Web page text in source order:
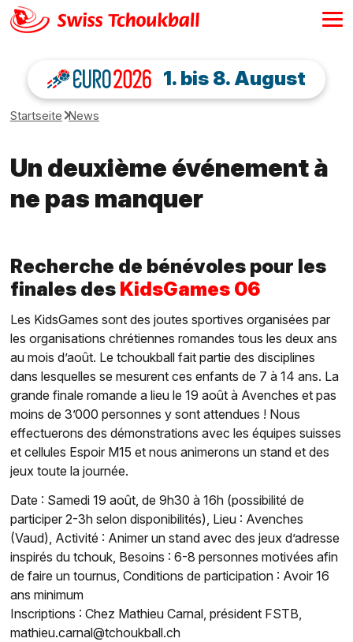
1. bis 8. August
Startseite News
Un deuxième événement à
ne pas manquer
Recherche de bénévoles pour les
finales des KidsGames 06
Les KidsGames sont des joutes sportives organisées par
les organisations chrétiennes romandes tous les deux ans
au mois d’août. Le tchoukball fait partie des disciplines
dans lesquelles se mesurent ces enfants de 7 à 14 ans. La
grande finale romande a lieu le 19 août à Avenches et pas
moins de 3’000 personnes y sont attendues ! Nous
effectuerons des démonstrations avec les équipes suisses
et cellules Espoir M15 et nous animerons un stand et des
jeux toute la journée.
Date : Samedi 19 août, de 9h30 à 16h (possibilité de
participer 2-3h selon disponibilités), Lieu : Avenches
(Vaud), Activité : Animer un stand avec des jeux d’adresse
inspirés du tchouk, Besoins : 6-8 personnes motivées afin
de faire un tournus, Conditions de participation : Avoir 16
ans minimum
Inscriptions : Chez Mathieu Carnal, président FSTB,
mathieu.carnal@tchoukball.ch